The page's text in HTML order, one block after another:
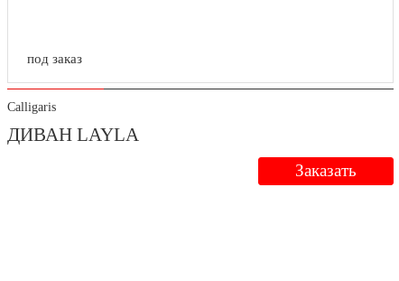
под заказ
Calligaris
ДИВАН LAYLA
Заказать